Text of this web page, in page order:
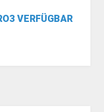
VERFÜGBAR